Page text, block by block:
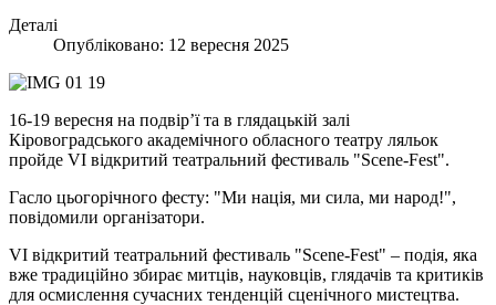
Деталі
Опубліковано: 12 вересня 2025
16-19 вересня на подвір’ї та в глядацькій залі
Кіровоградського академічного обласного театру ляльок
пройде VI відкритий театральний фестиваль "Scene-Fest".
Гасло цьогорічного фесту: "Ми нація, ми сила, ми народ!",
повідомили організатори.
VI відкритий театральний фестиваль "Scene-Fest" – подія, яка
вже традиційно збирає митців, науковців, глядачів та критиків
для осмислення сучасних тенденцій сценічного мистецтва.